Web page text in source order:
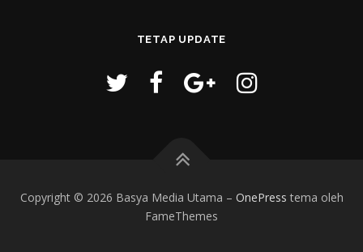
TETAP UPDATE
Copyright © 2026 Basya Media Utama – OnePress tema oleh
FameThemes